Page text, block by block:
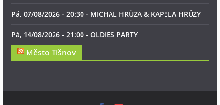
Pá, 07/08/2026 - 20:30 - MICHAL HRŮZA & KAPELA HRŮZY
Pá, 14/08/2026 - 21:00 - OLDIES PARTY
Město Tišnov